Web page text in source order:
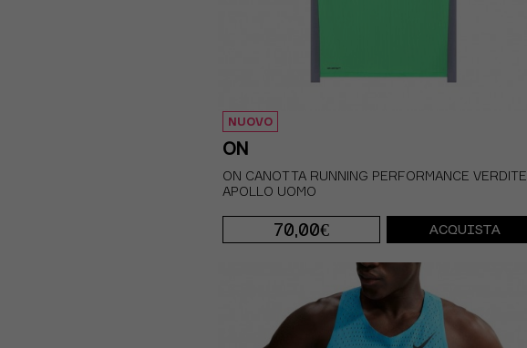
NUOVO
ON
ON CANOTTA RUNNING PERFORMANCE VERDITE
APOLLO UOMO
70,00€
XL
ACQUISTA